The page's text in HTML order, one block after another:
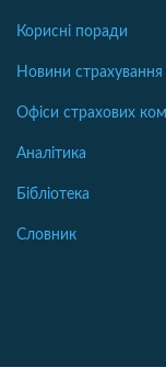
Корисні поради
Новини страхування
Офіси страхових
Аналітика
Бібліотека
Словник